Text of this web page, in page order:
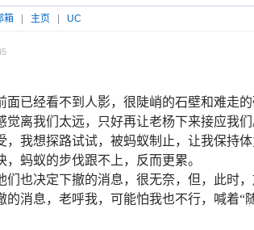
箱 主页 UC
面已经看不到人影，很陡峭的石壁和难走
离我们太远，只好再让老杨下来接应我们
，我想探路试试，被蚂蚁制止，让我保持
蚂蚁的步伐跟不上，反而更累。
们也决定下撤的消息，很无奈，但，此时，
的消息，老呼我，可能怕我也不行，喊着